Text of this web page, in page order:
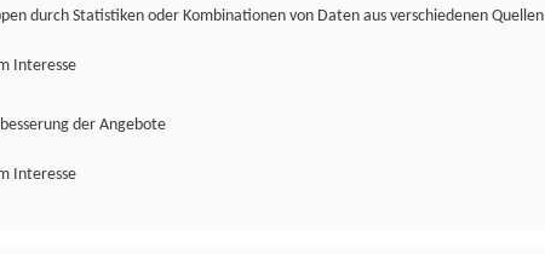
durch Statistiken oder Kombinationen von Daten aus verschiedenen Quellen
Interesse
der Angebote
Interesse